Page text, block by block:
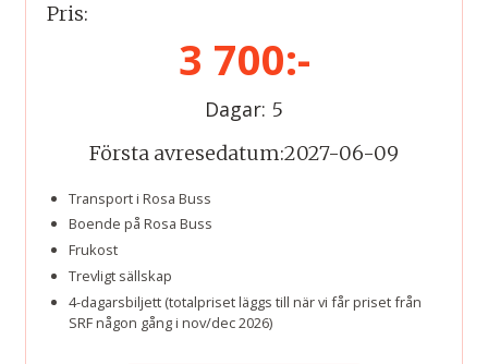
Pris:
3 700:-
Dagar: 5
Första avresedatum:2027-06-09
Transport i Rosa Buss
Boende på Rosa Buss
Frukost
Trevligt sällskap
4-dagarsbiljett (totalpriset läggs till när vi får priset från
SRF någon gång i nov/dec 2026)